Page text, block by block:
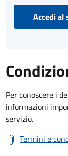
Accedi al
Per conoscere i
informazioni
servizio.
Termini e